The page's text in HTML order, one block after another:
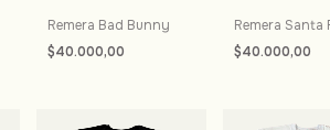
Remera Bad Bunny
$40.000,00
Remera Santa
$40.000,00